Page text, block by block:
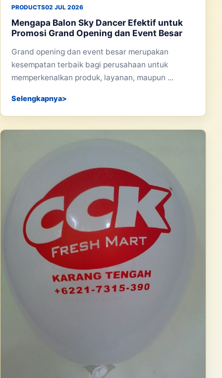
PRODUCTS02 JUL 2026
Mengapa Balon Sky Dancer Efektif untuk
Promosi Grand Opening dan Event Besar
Grand opening dan event besar merupakan
kesempatan terbaik bagi perusahaan untuk
memperkenalkan produk, layanan, maupun ...
Selengkapnya